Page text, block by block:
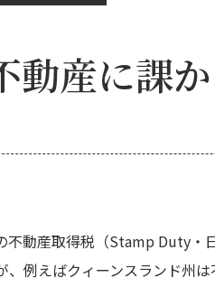
動産に課
不動産取得税（Stamp Duty・
、例えばクィーンスランド州